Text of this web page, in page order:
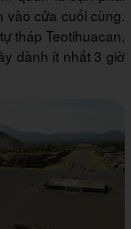
vào cửa cuối cùng.
tháp Teotihuacan,
dành ít nhất 3 giờ